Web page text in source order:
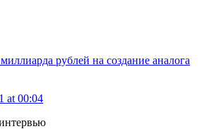
рублей на создание аналога
at 00:04